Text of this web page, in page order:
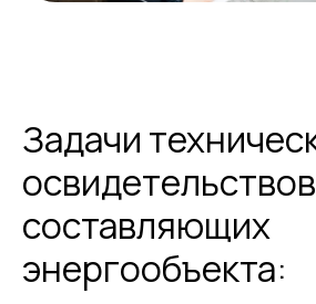
Задачи
составляющих
энергообъекта: